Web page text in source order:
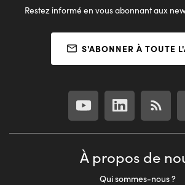
Restez informé en vous abonnant aux
S'ABONNER À TOUTE
À propos de
Qui sommes-nous ?